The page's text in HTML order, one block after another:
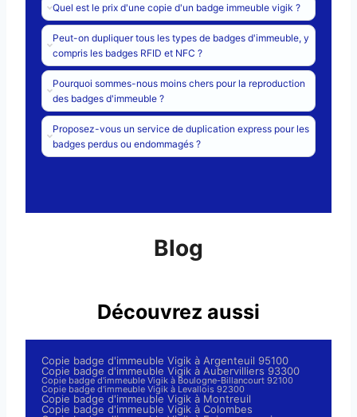
Quel est le prix d'une copie d'un badge immeuble vigik ?
Peut-on dupliquer tous les types de badges d'immeuble, y
compris les badges RFID et NFC ?
Pourquoi sommes-nous moins chers pour la reproduction
des badges d'immeuble ?
Proposez-vous un service de duplication express pour les
badges perdus ou endommagés ?
Blog
Découvrez aussi
Copie badge d'immeuble Vigik à Argenteuil 95100
Copie badge d'immeuble Vigik à Aubervilliers 93300
Copie badge d'immeuble Vigik à Boulogne-Billancourt 92100
Copie badge d'immeuble Vigik à Levallois 92300
Copie badge d'immeuble Vigik à Montreuil
Copie badge d'immeuble Vigik à Colombes